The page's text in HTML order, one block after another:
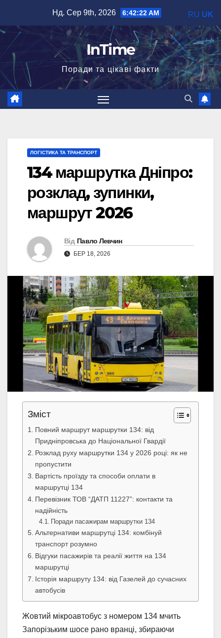
вмісту
Нд. Сер 9th, 2026 6:42:23 AM
InTime
Поради та цікаві факти
ЛОГІСТИКА ТА ТРАНСПОРТ
134 маршрутка Дніпро:
розклад, зупинки,
маршрут 2026
Від Павло Левчин
БЕР 18, 2026
Зміст
Повний маршрут маршрутки 134: від
Придніпровська до Національної Гвардії
Розклад руху маршрутки 134 у 2026 році: як не
пропустити
Вартість проїзду та способи оплати в
маршрутці 134
Перевізник ТОВ “ДАТП 11227”: контакти та
надійність
Поради пасажирам маршрутки 134
Альтернативи маршрутці 134: комбінуй
транспорт розумно
Відгуки пасажирів та реалії життя на 134
маршрутці
Історія маршруту 134: від Газелей до сучасних
автобусів
Жовтий мікроавтобус з номером 134 мчить
Запорізьким шосе рано вранці, збираючи
RU UK